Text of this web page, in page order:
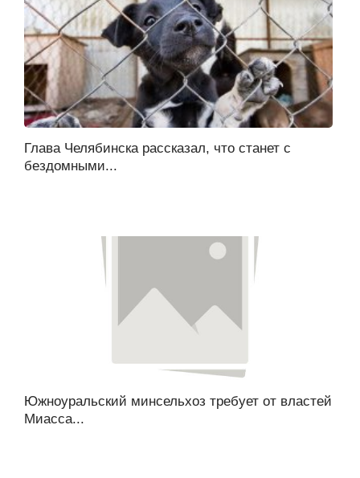
Глава Челябинска рассказал, что станет с
бездомными...
Южноуральский минсельхоз требует от властей
Миасса...